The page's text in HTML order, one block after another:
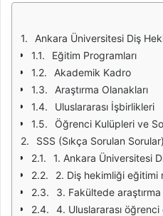
Ankara Üniversitesi Diş Hekimliği
Eğitim Programları
Akademik Kadro
Araştırma Olanakları
Uluslararası İşbirlikleri
Öğrenci Kulüpleri ve
SSS (Sıkça Sorulan Sorular)
1. Ankara Üniversitesi Diş
2. Diş hekimliği
3. Fakültede
4. Uluslararası öğrenci